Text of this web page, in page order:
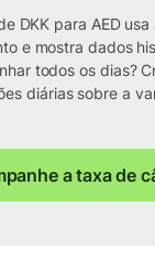
DKK para AED
e mostra dados
todos os dias?
diárias sobre a
a taxa de